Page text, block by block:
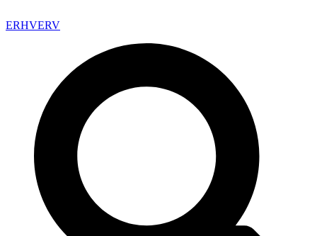
ERHVERV